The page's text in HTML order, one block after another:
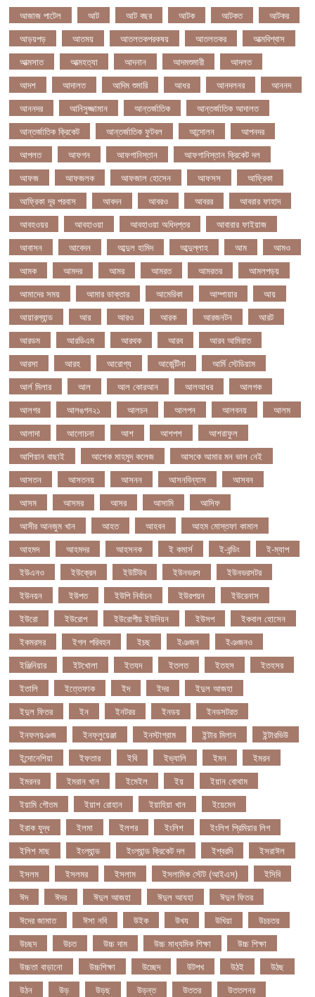
আজাজ পাটেল
আট আট বছর আটক আটকত
আটকর
আড়য়পড়
আতময় আতলতকপরকষয় আতলতকর
আত্মবিশ্বাস
আত্মসাত
আত্মহত্যা আদনান আদমশুমারী
আদলত
আদশ
আদালত আদিম শুমারি আধর আনদলনর
আননদ
আননদর
আনিসুজ্জামান আন্তর্জাতিক
আন্তর্জাতিক আদালত
আন্তর্জাতিক ক্রিকেট
আন্তর্জাতিক ফুটবল আন্দোলন
আপনদর
আপলত
আফগন আফগানিস্তান
আফগানিস্তান ক্রিকেট দল
আফজ
আফজলক আফজাল হোসেন আফসস
আফ্রিকা
আফ্রিকা দূর পরবাস
আবদন আবরও আবরর
আবরার ফাহাদ
আবহওয়র
আবহাওয়া আবহাওয়া অধিদপ্তর
আবারার ফাইয়াজ
আবাসন
আবেদন আব্দুল হামিদ আব্দুল্লাহ আম
আমও
আমক
আমদর আমর আমরত আমরতর
আমলপড়য়
আমাদের সময়
আমার ডাক্তার আমেরিকা আম্পায়ার
আয়
আয়ারল্যান্ড
আর আরও আরক আরজনটন
আরট
আরডম
আরডিএম আরথক আরব
আরব আমিরাত
আরসা
আরহ আরোগ্য আর্জেন্টিনা
আর্মি স্টেডিয়াম
আর্ল মিলার
আল আল কোরআন আলআধর
আলগক
আলগর
আলঙগন২১ আলচন আলপন আলবনয়
আলম
আলাদা
আলোচনা আশ আশপশ
আশরাফুল
আশিয়ান বাছাই
আশেক মাহমুদ কলেজ
আসকে আমার মন ভাল নেই
আসতন
আসতনয় আসনন আসনবিন্যাস
আসবন
আসম
আসমর আসর আসামি
আসিফ
আসীর আনজুম খান
আহত আহবন
আহম মোস্তফা কামাল
আহমদ
আহমদর আহসনক ই কমার্স ই-বন্ডিং
ই-ম্যাপ
ইউএনও
ইউক্রেন ইউটিউব ইউনভরস
ইউনভরসটর
ইউনয়ন
ইউপত ইউপি নির্বাচন ইউরপয়ন
ইউরেনাস
ইউরো
ইউরোপ ইউরোপীয় ইউনিয়ন ইউসপ
ইকবাল হোসেন
ইকমরসর
ইগল পরিবহন ইচছ ইঞজন
ইঞজনও
ইঞ্জিনিয়ার
ইটখোলা ইতযদ ইতলত ইতহস
ইতহসর
ইতালি
ইত্তেফাক ইদ ইদর
ইদুল আজহা
ইদুল ফিতর
ইন ইনটরর ইনডয়
ইনডসটরত
ইনফলয়ঞজ
ইনফ্লুয়েঞ্জা ইনস্টাগ্রাম ইন্টার মিলান
ইন্টারভিউ
ইন্দোনেশিয়া
ইফতার ইবি ইভ্যালি ইমন
ইমরন
ইমরনর
ইমরান খান ইমেইল ইয়
ইয়ান বোথাম
ইয়ামি গৌতম
ইয়াশ রোহান ইয়াহিয়া খান
ইয়েমেন
ইরাক যুদ্ধ
ইলমা ইলশর ইংলিশ
ইংলিশ প্রিমিয়ার লিগ
ইলিশ মাছ
ইংল্যান্ড ইংল্যান্ড ক্রিকেট দল ইশ্বরদি
ইসরাঈল
ইসলম
ইসলমর ইসলাম ইসলামিক স্টেট (আইএস)
ইসিবি
ঈদ
ঈদর ঈদুল আজহা ঈদুল আযহা
ঈদুল ফিতর
ঈদের জামাত
ঈসা নবি উইক উখয উখিয়া
উচচতর
উচছদ
উচত উচ্চ দাম উচ্চ মাধ্যমিক শিক্ষা
উচ্চ শিক্ষা
উচ্চতা বাড়ানো
উচ্চশিক্ষা উচ্ছেদ উটপখ উঠই
উঠছ
উঠন
উড় উড়ছ উড়ন্ত উততর উততলনর